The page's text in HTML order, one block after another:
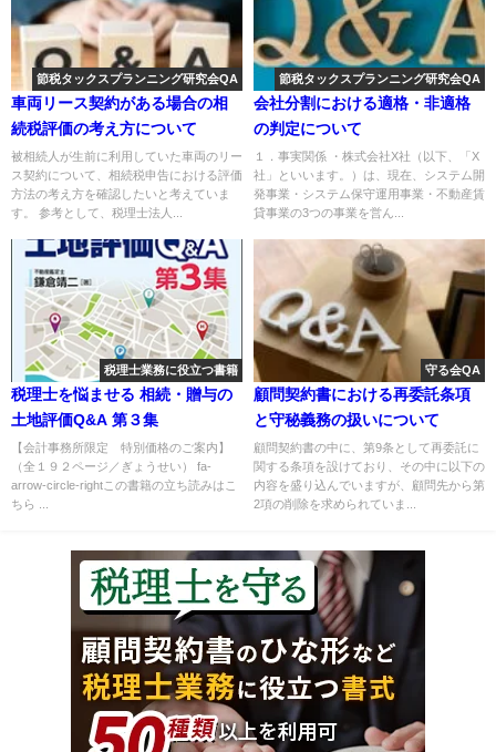
節税タックスプランニング研究会QA
車両リース契約がある場合の相
続税評価の考え方について
被相続人が生前に利用していた車両のリー
ス契約について、相続税申告における評価
方法の考え方を確認したいと考えていま
す。 参考として、税理士法人...
節税タックスプランニング研究会QA
会社分割における適格・非適格
の判定について
１．事実関係 ・株式会社X社（以下、「X
社」といいます。）は、現在、システム開
発事業・システム保守運用事業・不動産賃
貸事業の3つの事業を営ん...
税理士業務に役立つ書籍
税理士を悩ませる 相続・贈与の
土地評価Q&A 第３集
【会計事務所限定 特別価格のご案内】
（全１９２ページ／ぎょうせい） fa-
arrow-circle-rightこの書籍の立ち読みはこ
ちら ...
守る会QA
顧問契約書における再委託条項
と守秘義務の扱いについて
顧問契約書の中に、第9条として再委託に
関する条項を設けており、その中に以下の
内容を盛り込んでいますが、顧問先から第
2項の削除を求められていま...